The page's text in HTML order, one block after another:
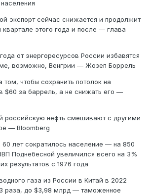
экспорт сейчас снижается и продолжит
этого года и после — глава
от энергоресурсов России избавятся
возможно, Венгрии — Жозеп Боррель
чтобы сохранить потолок на
$60 за баррель, а не снижать его —
российскую нефть смешивают с другими
— Bloomberg
лет сократилось население — на 850
Поднебесной увеличился всего на 3%
результатов с 1976 года
газа из России в Китай в 2022
раза, до $3,98 млрд — таможенное